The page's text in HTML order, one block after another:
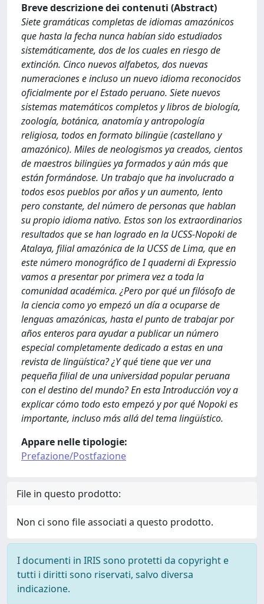
Breve descrizione dei contenuti (Abstract)
Siete gramáticas completas de idiomas amazónicos
que hasta la fecha nunca habían sido estudiados
sistemáticamente, dos de los cuales en riesgo de
extinción. Cinco nuevos alfabetos, dos nuevas
numeraciones e incluso un nuevo idioma reconocidos
oficialmente por el Estado peruano. Siete nuevos
sistemas matemáticos completos y libros de biología,
zoología, botánica, anatomía y antropología
religiosa, todos en formato bilingüe (castellano y
amazónico). Miles de neologismos ya creados, cientos
de maestros bilingües ya formados y aún más que
están formándose. Un trabajo que ha involucrado a
todos esos pueblos por años y un aumento, lento
pero constante, del número de personas que hablan
su propio idioma nativo. Estos son los extraordinarios
resultados que se han logrado en la UCSS-Nopoki de
Atalaya, filial amazónica de la UCSS de Lima, que en
este número monográfico de I quaderni di Expressio
vamos a presentar por primera vez a toda la
comunidad académica. ¿Pero por qué un filósofo de
la ciencia como yo empezó un día a ocuparse de
lenguas amazónicas, hasta el punto de trabajar por
años enteros para ayudar a publicar un número
especial completamente dedicado a estas en una
revista de lingüística? ¿Y qué tiene que ver una
pequeña filial de una universidad popular peruana
con el destino del mundo? En esta Introducción voy a
explicar cómo todo esto empezó y por qué Nopoki es
importante, incluso más allá del tema lingüístico.
Appare nelle tipologie:
Prefazione/Postfazione
File in questo prodotto:
Non ci sono file associati a questo prodotto.
I documenti in IRIS sono protetti da copyright e
tutti i diritti sono riservati, salvo diversa
indicazione.